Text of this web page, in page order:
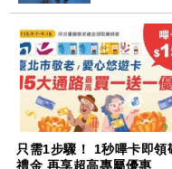
只需1步驟！ 1秒嗶卡即領
禮金 再享超高專屬優惠